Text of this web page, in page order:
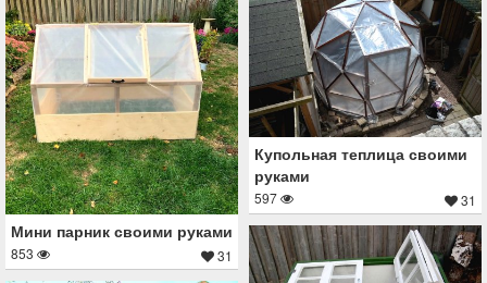
Мини парник своими руками
853 31
Купольная теплица своими
руками
597 31